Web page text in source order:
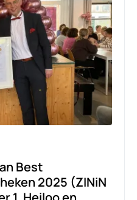
Best
2025 (ZINiN